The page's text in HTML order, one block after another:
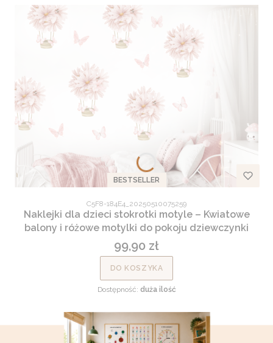
BESTSELLER
Kod produktu
C5F8-184E4_20250510075259
Naklejki dla dzieci stokrotki motyle – Kwiatowe
balony i różowe motylki do pokoju dziewczynki
Cena
99,90 zł
DO KOSZYKA
Dostępność: duża ilość